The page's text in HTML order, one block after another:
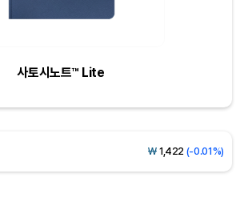
사토시노트™ Lite
1,485(-1.81%)